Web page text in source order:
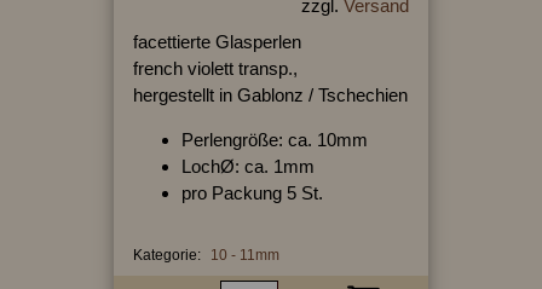
zzgl. Versand
facettierte Glasperlen
french violett transp.,
hergestellt in Gablonz / Tschechien
Perlengröße: ca. 10mm
LochØ: ca. 1mm
pro Packung 5 St.
Kategorie: 10 - 11mm